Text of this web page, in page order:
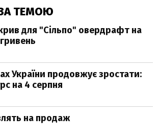
ТЕМОЮ
для "Сільпо" овердрафт на
України продовжує зростати:
на 4 серпня
на продаж